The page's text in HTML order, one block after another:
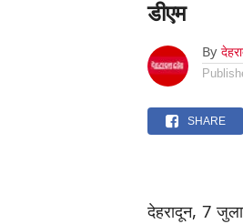
डीएम
By
SHARE
देहरादून, 7